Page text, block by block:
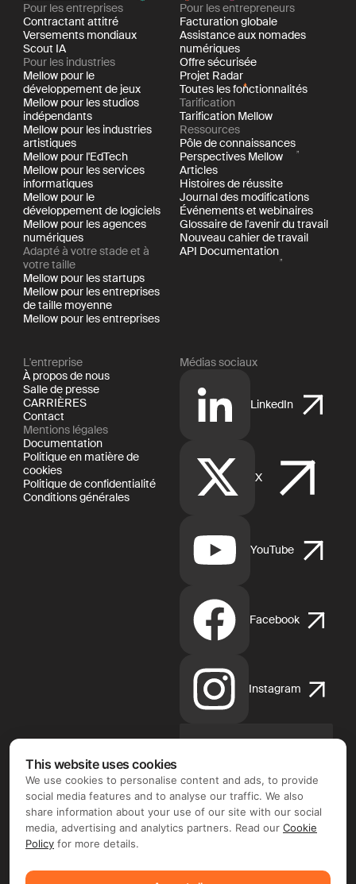
Pour les entreprises
Contractant attitré
Versements mondiaux
Scout IA
Pour les industries
Mellow pour le
développement de jeux
Mellow pour les studios
indépendants
Mellow pour les industries
artistiques
Mellow pour l'EdTech
Mellow pour les services
informatiques
Mellow pour le
développement de logiciels
Mellow pour les agences
numériques
Adapté à votre stade et à
votre taille
Mellow pour les startups
Mellow pour les entreprises
de taille moyenne
Mellow pour les entreprises
Pour les entrepreneurs
Facturation globale
Assistance aux nomades
numériques
Offre sécurisée
Projet Radar
Toutes les fonctionnalités
Tarification
Tarification Mellow
Ressources
Pôle de connaissances
Perspectives Mellow
Articles
Histoires de réussite
Journal des modifications
Événements et webinaires
Glossaire de l'avenir du travail
Nouveau cahier de travail
API Documentation
L'entreprise
À propos de nous
Salle de presse
CARRIÈRES
Contact
Mentions légales
Documentation
Politique en matière de
cookies
Politique de confidentialité
Conditions générales
Médias sociaux
LinkedIn
X
YouTube
Facebook
Instagram
Store
d'Apple
This website uses cookies
We use cookies to personalise content and ads, to provide
social media features and to analyse our traffic. We also
share information about your use of our site with our social
media, advertising and analytics partners. Read our Cookie
Policy for more details.